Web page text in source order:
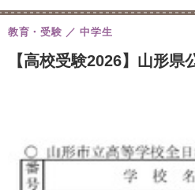
【高校受験2026】山形
教育・受験 中学生